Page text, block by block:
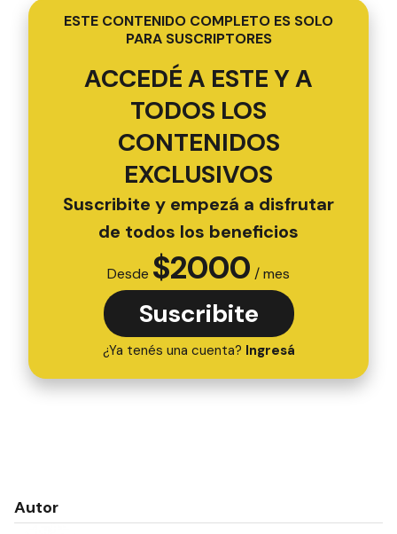
ESTE CONTENIDO COMPLETO ES SOLO
PARA SUSCRIPTORES
ACCEDÉ A ESTE Y A
TODOS LOS
CONTENIDOS
EXCLUSIVOS
Suscribite y empezá a disfrutar
de todos los beneficios
Desde $2000 / mes
Suscribite
¿Ya tenés una cuenta? Ingresá
Autor